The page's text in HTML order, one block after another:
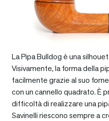
La Pipa Bulldog è una
Visivamente, la forma della
facilmente grazie al suo
con un cannello quadrato. È
difficoltà di realizzare una
Savinelli riescono sempre a